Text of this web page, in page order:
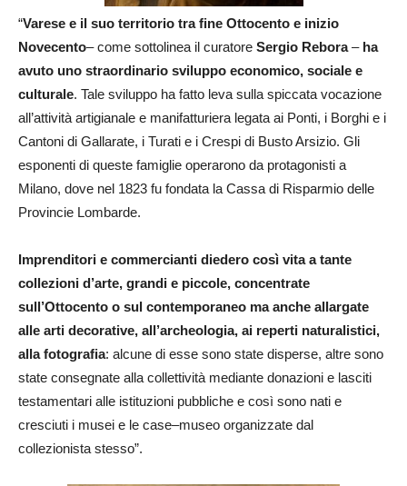
“Varese e il suo territorio tra fine Ottocento e inizio
Novecento– come sottolinea il curatore Sergio Rebora– ha
avuto uno straordinario sviluppo economico, sociale e
culturale. Tale sviluppo ha fatto leva sulla spiccata vocazione
all’attività artigianale e manifatturiera legata ai Ponti, i Borghi e i
Cantoni di Gallarate, i Turati e i Crespi di Busto Arsizio. Gli
esponenti di queste famiglie operarono da protagonisti a
Milano, dove nel 1823 fu fondata la Cassa di Risparmio delle
Provincie Lombarde.
Imprenditori e commercianti diedero così vita a tante
collezioni d’arte, grandi e piccole, concentrate
sull’Ottocento o sul contemporaneo ma anche allargate
alle arti decorative, all’archeologia, ai reperti naturalistici,
alla fotografia: alcune di esse sono state disperse, altre sono
state consegnate alla collettività mediante donazioni e lasciti
testamentari alle istituzioni pubbliche e così sono nati e
cresciuti i musei e le case–museo organizzate dal
collezionista stesso”.